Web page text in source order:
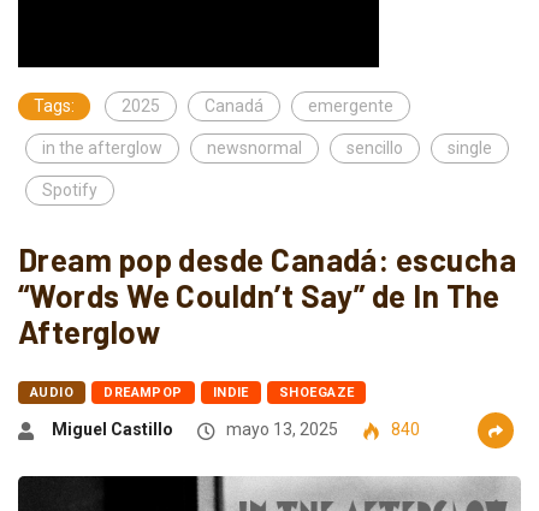
Tags: 2025 Canadá emergente
in the afterglow newsnormal sencillo single
Spotify
Dream pop desde Canadá: escucha
“Words We Couldn’t Say” de In The
Afterglow
AUDIO DREAMPOP INDIE SHOEGAZE
Miguel Castillo mayo 13, 2025 840